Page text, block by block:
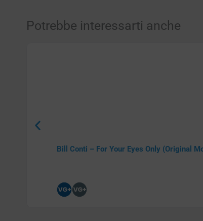
Potrebbe interessarti anche
Bill Conti – For Your Eyes Only (Original